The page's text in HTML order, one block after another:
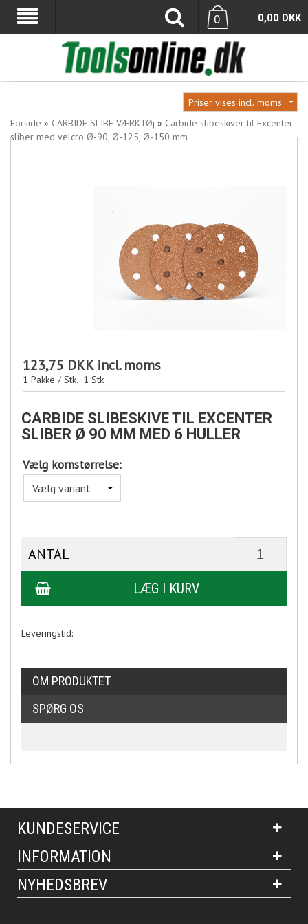
0,00 DKK
0
Forside » CARBIDE SLIBE VÆRKTØj » Carbide slibeskiver til Excenter
sliber med velcro Ø-90, Ø-125, Ø-150 mm
123,75 DKKincl. moms
1 Pakke / Stk. 1 Stk
CARBIDE SLIBESKIVE TIL EXCENTER
SLIBER Ø 90 MM MED 6 HULLER
Vælg kornstørrelse:
ANTAL
Leveringstid:
OM PRODUKTET
SPØRG OS
KUNDESERVICE
INFORMATION
NYHEDSBREV